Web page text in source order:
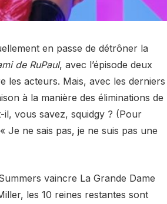
en passe de détrôner la
de RuPaul, avec l’épisode deux
les acteurs. Mais, avec les derniers
à la manière des éliminations de
vous savez, squidgy ? (Pour
Je ne sais pas, je ne suis pas une
vaincre La Grande Dame
les 10 reines restantes sont